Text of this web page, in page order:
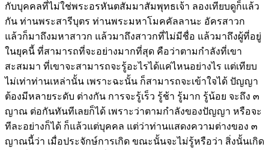
กับบุคคลที่ไม่ใช่พระอรหันตสัมมาสัมพุทธเจ้า ลองเทียบดูก็แล้ว
กัน ท่านพระสารีบุตร ท่านพระมหาโมคคัลลานะ อัครสาวก
แล้วก็มาถึงมหาสาวก แล้วมาถึงสาวกที่ไม่มีชื่อ แล้วมาถึงผู้ที่อยู่
ในยุคนี้ ที่สามารถที่จะอย่างมากที่สุด คือว่าตามกำลังที่เขา
สะสมมา ที่เขาจะสามารถจะรู้อะไรได้แค่ไหนอย่างไร แต่เทียบ
ไม่เท่าท่านเหล่านั้น เพราะฉะนั้น ก็สามารถจะเข้าใจได้ ปัญญา
ต้องมีหลายระดับ ต่างกัน การจะรู้เร็ว รู้ช้า รู้มาก รู้น้อย จะถึง ๓
ญาณ ต่อกันทันทีเลยก็ได้ เพราะว่าตามกำลังของปัญญา หรือจะ
ทีละอย่างก็ได้ ก็แล้วแต่บุคคล แต่ว่าท่านแสดงความต่างของ ๓
ญาณนี้ว่า เมื่อประจักษ์การเกิด ขณะนั้นจะไม่รู้หรือว่า สิ่งนั้นเกิด